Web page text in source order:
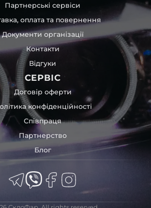
Партнерські сервіси
оплата та повернення
Документи організації
Контакти
Відгуки
СЕРВІС
Договір оферти
конфіденційності
Співпраця
Партнерство
Блог